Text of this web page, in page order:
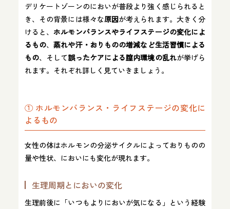
デリケートゾーンのにおいが普段より強く感じられると
き、その背景には様々な原因が考えられます。大きく分
けると、ホルモンバランスやライフステージの変化によ
るもの、蒸れや汗・おりものの増減など生活習慣による
もの、そして誤ったケアによる膣内環境の乱れが挙げら
れます。それぞれ詳しく見ていきましょう。
① ホルモンバランス・ライフステージの変化に
よるもの
女性の体はホルモンの分泌サイクルによっておりものの
量や性状、においにも変化が現れます。
生理周期とにおいの変化
生理前後に「いつもよりにおいが気になる」という経験